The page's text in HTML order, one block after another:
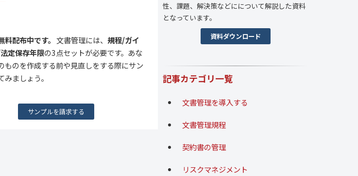
料配布中です。 文書管理には、 規程/ガイ
定保存年限の3点セットが必要です。あな
ものを作成する前や見直しをする際にサン
みましょう。
サンプルを請求する
性、課題、解決策などにについて解説した資料
となっています。
資料ダウンロード
記事カテゴリ一覧
文書管理を導入する
文書管理規程
契約書の管理
リスクマネジメント